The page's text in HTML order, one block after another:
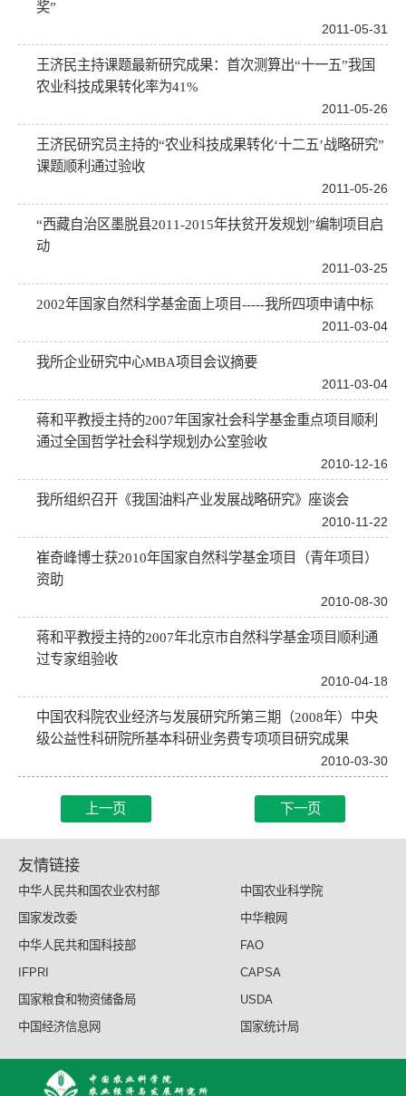
奖”
2011-05-31
王济民主持课题最新研究成果：首次测算出“十一五”我国
农业科技成果转化率为41%
2011-05-26
王济民研究员主持的“农业科技成果转化‘十二五’战略研究”
课题顺利通过验收
2011-05-26
“西藏自治区墨脱县2011-2015年扶贫开发规划”编制项目启
动
2011-03-25
2002年国家自然科学基金面上项目-----我所四项申请中标
2011-03-04
我所企业研究中心MBA项目会议摘要
2011-03-04
蒋和平教授主持的2007年国家社会科学基金重点项目顺利
通过全国哲学社会科学规划办公室验收
2010-12-16
我所组织召开《我国油料产业发展战略研究》座谈会
2010-11-22
崔奇峰博士获2010年国家自然科学基金项目（青年项目）
资助
2010-08-30
蒋和平教授主持的2007年北京市自然科学基金项目顺利通
过专家组验收
2010-04-18
中国农科院农业经济与发展研究所第三期（2008年）中央
级公益性科研院所基本科研业务费专项项目研究成果
2010-03-30
上一页 下一页
友情链接
中华人民共和国农业农村部
中国农业科学院
国家发改委
中华粮网
中华人民共和国科技部
FAO
IFPRI
CAPSA
国家粮食和物资储备局
USDA
中国经济信息网
国家统计局